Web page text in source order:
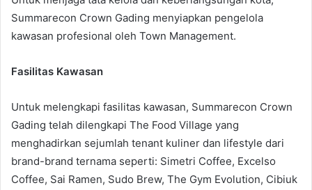
Summarecon Crown Gading menyiapkan pengelola
kawasan profesional oleh Town Management.
Fasilitas Kawasan
Untuk melengkapi fasilitas kawasan, Summarecon Crown
Gading telah dilengkapi The Food Village yang
menghadirkan sejumlah tenant kuliner dan lifestyle dari
brand-brand ternama seperti: Simetri Coffee, Excelso
Coffee, Sai Ramen, Sudo Brew, The Gym Evolution, Cibiuk